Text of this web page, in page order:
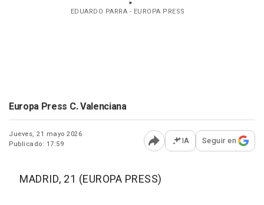
EDUARDO PARRA - EUROPA PRESS
Europa Press C. Valenciana
Jueves, 21 mayo 2026
Publicado: 17:59
Abrir opciones para
IA Seguir en
MADRID, 21 (EUROPA PRESS)